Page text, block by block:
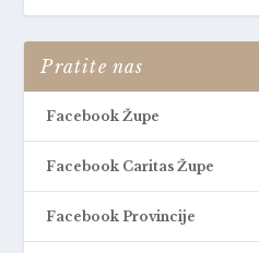
Pratite nas
Facebook Župe
Facebook Caritas Župe
Facebook Provincije